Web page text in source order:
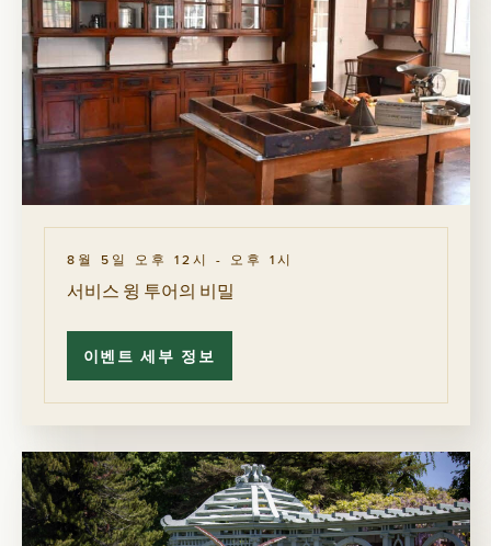
루
나
8월 5일 오후 12시 - 오후 1시
서비스 윙 투어의 비밀
이벤트 세부 정보
스
윙
의
비
밀